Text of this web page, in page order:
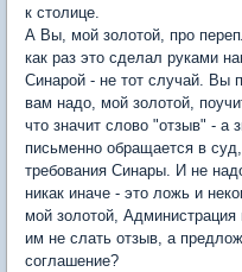
к столице.
А Вы, мой золотой, про
как раз это сделал руками
Синарой - не тот случай. Вы
вам надо, мой золотой,
что значит слово "отзыв" - а
письменно обращается в
требования Синары. И не
никак иначе - это ложь и
мой золотой,
им не слать отзыв, а
соглашение?